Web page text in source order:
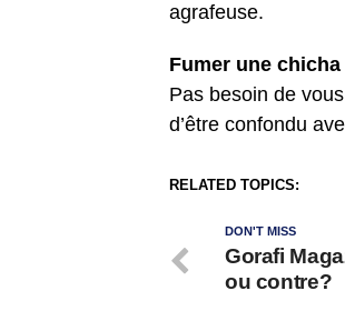
agrafeuse.
Fumer une
Pas besoin de
d’être confondu
RELATED TOPICS:
DON'T MISS
Gorafi
ou contre?